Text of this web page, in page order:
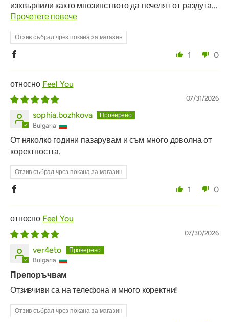
изхвърлили както мнозинството да печелят от раздута...
Прочетете повече
Отзив събрал чрез покана за магазин
1 0
Feel You
07/31/2026
sophia.bozhkova
Bulgaria
От няколко години пазарувам и съм много доволна от
коректността.
Отзив събрал чрез покана за магазин
1 0
Feel You
07/30/2026
ver4eto
Bulgaria
Препоръчвам
Отзивчиви са на телефона и много коректни!
Отзив събрал чрез покана за магазин